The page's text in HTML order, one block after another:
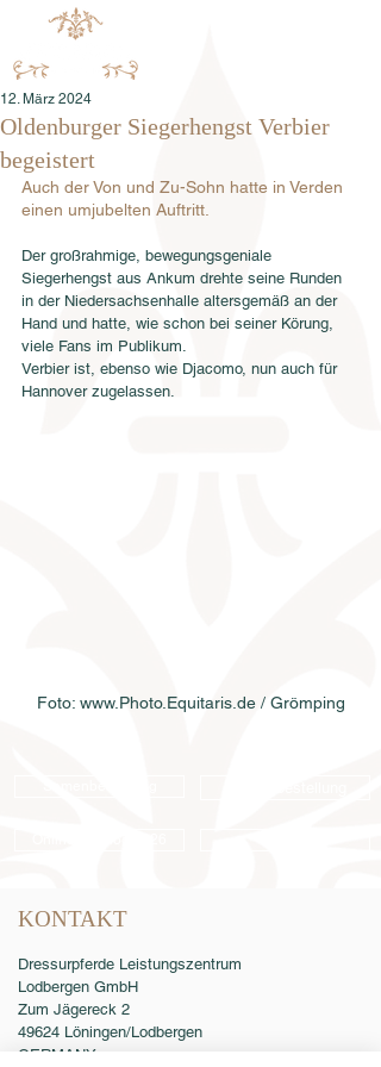
Oldenburger Siegerhengst Verbier
begeistert
12. März 2024
Auch der Von und Zu-Sohn hatte in Verden
einen umjubelten Auftritt.
Der großrahmige, bewegungsgeniale
Siegerhengst aus Ankum drehte seine Runden
in der Niedersachsenhalle altersgemäß an der
Hand und hatte, wie schon bei seiner Körung,
viele Fans im Publikum.
Verbier ist, ebenso wie Djacomo, nun auch für
Hannover zugelassen.
Foto: www.Photo.Equitaris.de / Grömping
KONTAKT
Dressurpferde Leistungszentrum
Lodbergen GmbH
Zum Jägereck 2
49624 Löningen/Lodbergen
GERMANY